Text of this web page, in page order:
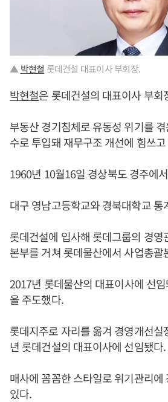
▲ 박현철 롯데건설 대표이사 부회장.
박현철은 롯데건설의 대표이사 부회
부동산 경기침체로 유동성 위기를
수로 투입돼 재무구조 개선에 힘쓰
1960년 10월16일 경상북도 경주에
대구 영남고등학교와 경북대학교 통
롯데건설에 입사해 롯데그룹의 경영
본부를 거쳐 롯데물산에서 사업총
2017년 롯데물산의 대표이사에 선
을 주도했다.
롯데지주로 자리를 옮겨 경영개선
년 롯데건설의 대표이사에 선임됐다.
매사에 꼼꼼한 스타일로 위기관리
있다.